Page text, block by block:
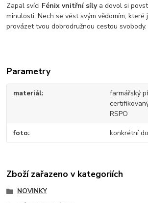
Zapal svíci Fénix vnitřní sílya dovol si
minulosti. Nech se vést svým vědomím, které
provázet tvou dobrodružnou cestou
Parametry
materiál
farmářský
RSPO
foto konkrétní
Zboží zařazeno v kategoriích
NOVINKY